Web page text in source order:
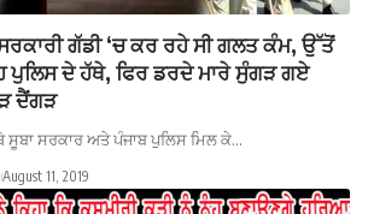
ਗੱਡੀ ‘ਚ ਕਰ ਰਹੇ ਸੀ ਗਲਤ ਕੰਮ, ਉੱਤੋਂ
ਪੁਲਿਸ ਦੇ ਹੱਥੇ, ਫਿਰ ਡਰਦੇ ਮਾਰੇ ਸੁੰਗੜ ਗਏ
ਦੈਂਗੜ
ਸੂਬਾ ਸਰਕਾਰ ਅਤੇ ਪੰਜਾਬ ਪੁਲਿਸ ਮਿਲ ਕੇ…
August 11, 2019